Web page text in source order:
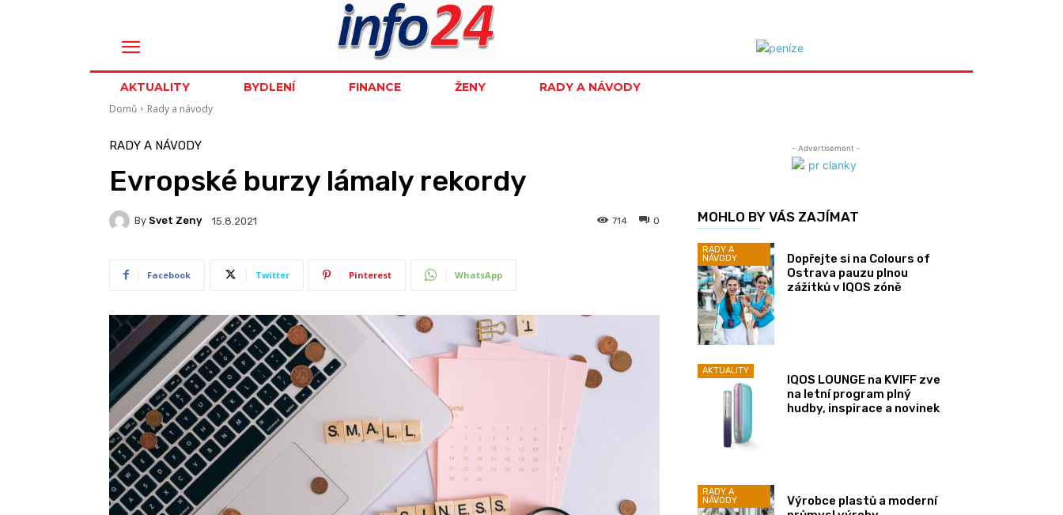
AKTUALITY BYDLENÍ FINANCE ŽENY RADY A NÁVODY
Domů Rady a návody
RADY A NÁVODY
Evropské burzy lámaly rekordy
By Svet Zeny 15.8.2021 0
714
Facebook Twitter Pinterest WhatsApp
- Advertisement -
MOHLO BY VÁS ZAJÍMAT
RADY A
NÁVODY
Dopřejte si na Colours of
Ostrava pauzu plnou
zážitků v IQOS zóně
AKTUALITY
IQOS LOUNGE na KVIFF zve
na letní program plný
hudby, inspirace a novinek
RADY A
NÁVODY
Výrobce plastů a moderní